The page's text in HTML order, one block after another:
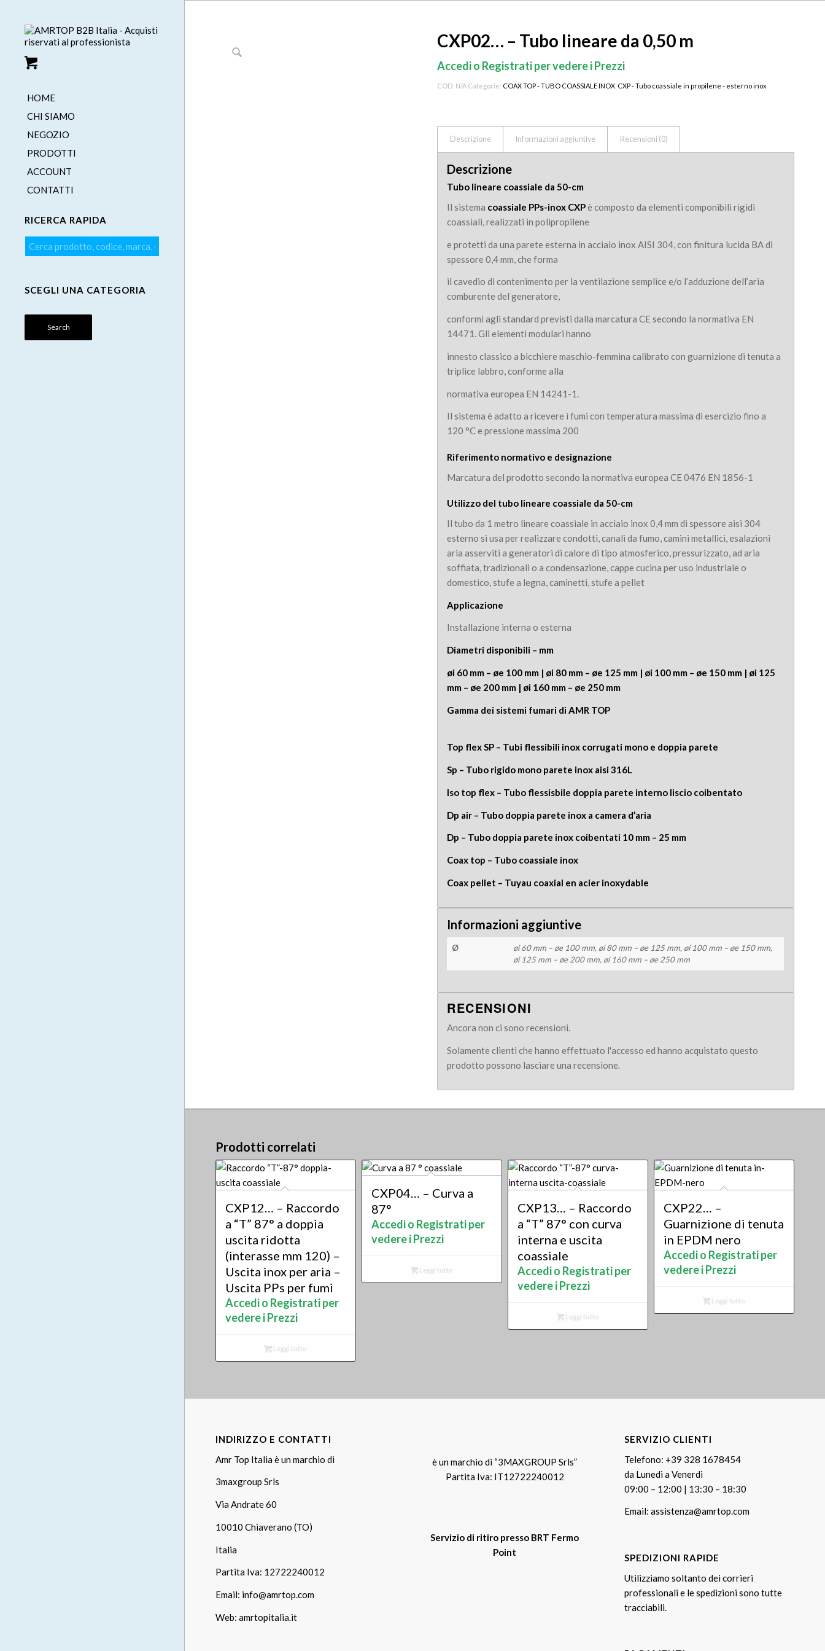
HOME
CHI SIAMO
NEGOZIO
PRODOTTI
ACCOUNT
CONTATTI
RICERCA RAPIDA
SCEGLI UNA CATEGORIA
Search
CXP02… – Tubo lineare da 0,50 m
Accedi o Registrati per vedere i Prezzi
COD: N/A Categorie: COAX TOP - TUBO COASSIALE INOX CXP - Tubo coassiale in propilene - esterno inox
Descrizione Informazioni aggiuntive Recensioni (0)
Descrizione
Tubo lineare coassiale da 50-cm
Il sistema coassiale PPs-inox CXPè composto da elementi componibili rigidi
coassiali, realizzati in polipropilene
e protetti da una parete esterna in acciaio inox AISI 304, con finitura lucida BA di
spessore 0,4 mm, che forma
il cavedio di contenimento per la ventilazione semplice e/o l’adduzione dell’aria
comburente del generatore,
conformi agli standard previsti dalla marcatura CE secondo la normativa EN
14471. Gli elementi modulari hanno
innesto classico a bicchiere maschio-femmina calibrato con guarnizione di tenuta a
triplice labbro, conforme alla
normativa europea EN 14241-1.
Il sistema è adatto a ricevere i fumi con temperatura massima di esercizio fino a
120 °C e pressione massima 200
Riferimento normativo e designazione
Marcatura del prodotto secondo la normativa europea CE 0476 EN 1856-1
Utilizzo del tubo lineare coassiale da 50-cm
Il tubo da 1 metro lineare coassiale in acciaio inox 0,4 mm di spessore aisi 304
esterno si usa per realizzare condotti, canali da fumo, camini metallici, esalazioni
aria asserviti a generatori di calore di tipo atmosferico, pressurizzato, ad aria
soffiata, tradizionali o a condensazione, cappe cucina per uso industriale o
domestico, stufe a legna, caminetti, stufe a pellet
Applicazione
Installazione interna o esterna
Diametri disponibili – mm
øi 60 mm – øe 100 mm | øi 80 mm – øe 125 mm | øi 100 mm – øe 150 mm | øi 125
mm – øe 200 mm | øi 160 mm – øe 250 mm
Gamma dei sistemi fumari di AMR TOP
Top flex SP – Tubi flessibili inox corrugati mono e doppia parete
Sp – Tubo rigido mono parete inox aisi 316L
Iso top flex – Tubo flessisbile doppia parete interno liscio coibentato
Dp air – Tubo doppia parete inox a camera d’aria
Dp – Tubo doppia parete inox coibentati 10 mm – 25 mm
Coax top – Tubo coassiale inox
Coax pellet – Tuyau coaxial en acier inoxydable
Informazioni aggiuntive
Ø
øi 60 mm – øe 100 mm, øi 80 mm – øe 125 mm, øi 100 mm – øe 150 mm,
øi 125 mm – øe 200 mm, øi 160 mm – øe 250 mm
RECENSIONI
Ancora non ci sono recensioni.
Solamente clienti che hanno effettuato l'accesso ed hanno acquistato questo
prodotto possono lasciare una recensione.
Prodotti correlati
CXP12… – Raccordo
a “T” 87° a doppia
uscita ridotta
(interasse mm 120) –
Uscita inox per aria –
Uscita PPs per fumi
Accedi o Registrati per
vedere i Prezzi
Leggi tutto
CXP04… – Curva a
87°
Accedi o Registrati per
vedere i Prezzi
Leggi tutto
CXP13… – Raccordo
a “T” 87° con curva
interna e uscita
coassiale
Accedi o Registrati per
vedere i Prezzi
Leggi tutto
CXP22… –
Guarnizione di tenuta
in EPDM nero
Accedi o Registrati per
vedere i Prezzi
Leggi tutto
INDIRIZZO E CONTATTI
Amr Top Italia è un marchio di
3maxgroup Srls
Via Andrate 60
10010 Chiaverano (TO)
Italia
Partita Iva: 12722240012
Email: info@amrtop.com
Web: amrtopitalia.it
è un marchio di “3MAXGROUP Srls”
Partita Iva: IT12722240012
Servizio di ritiro presso BRT Fermo
Point
SERVIZIO CLIENTI
Telefono: +39 328 1678454
da Lunedì a Venerdi
09:00 – 12:00 | 13:30 – 18:30
Email:assistenza@amrtop.com
SPEDIZIONI RAPIDE
Utilizziamo soltanto dei corrieri
professionali e le spedizioni sono tutte
tracciabili.